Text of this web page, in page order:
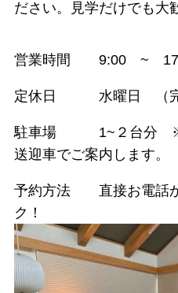
ださい。見学だけでも大
営業時間 9:00 ~ 17
定休日 水曜日 （完
駐車場 1~２台分 ※
送迎車でご案内します。
予約方法 直接お電話か
ク！